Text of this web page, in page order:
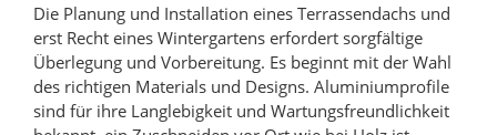
Die Planung und Installation eines Terrassendachs und
erst Recht eines Wintergartens erfordert sorgfältige
Überlegung und Vorbereitung. Es beginnt mit der Wahl
des richtigen Materials und Designs. Aluminiumprofile
sind für ihre Langlebigkeit und Wartungsfreundlichkeit